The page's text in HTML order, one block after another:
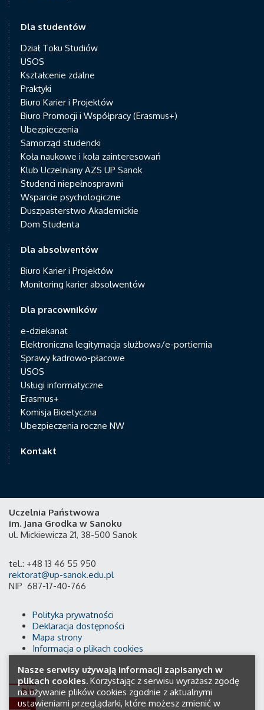
Dla studentów
Dział Toku Studiów
USOS
Kształcenie zdalne
Praktyki
Biuro Karier i Projektów
Biuro Promocji i Współpracy (Erasmus+)
Ubezpieczenia
Samorząd studencki
Koła naukowe i koła zainteresowań
Klub Uczelniany AZS UP Sanok
Studenci niepełnosprawni
Wsparcie psychologiczne
Duszpasterstwo Akademickie
Dom Studenta
Dla absolwentów
Biuro Karier i Projektów
Monitoring karier absolwentów
Dla pracowników
e-dziekanat
Elektroniczna legitymacja służbowa/e-portiernia
Sprawy kadrowo-płacowe
USOS
Usługi informatyczne
Erasmus+
Komisja Bioetyczna
Ubezpieczenia roczne NW
Kontakt
Uczelnia Państwowa
im. Jana Grodka w Sanoku
ul. Mickiewicza 21, 38-500 Sanok
tel.: +48 13 46 55 950
rektorat@up-sanok.edu.pl
NIP 687-17-40-766
Polityka prywatności
Deklaracja dostępności
Mapa strony
Informacja o plikach cookies
Nasze serwisy używają informacji zapisanych w
plikach cookies. Korzystając z serwisu wyrażasz zgodę
na używanie plików cookies zgodnie z aktualnymi
ustawieniami przeglądarki, które możesz zmienić w